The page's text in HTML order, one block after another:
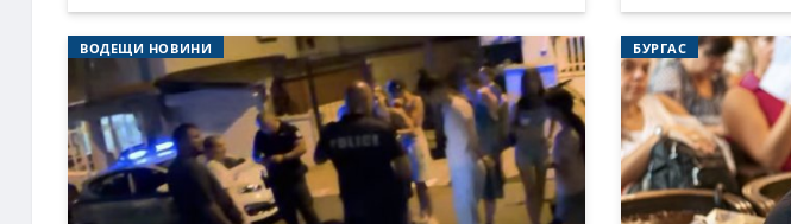
ВОДЕЩИ НОВИНИ БУРГАС